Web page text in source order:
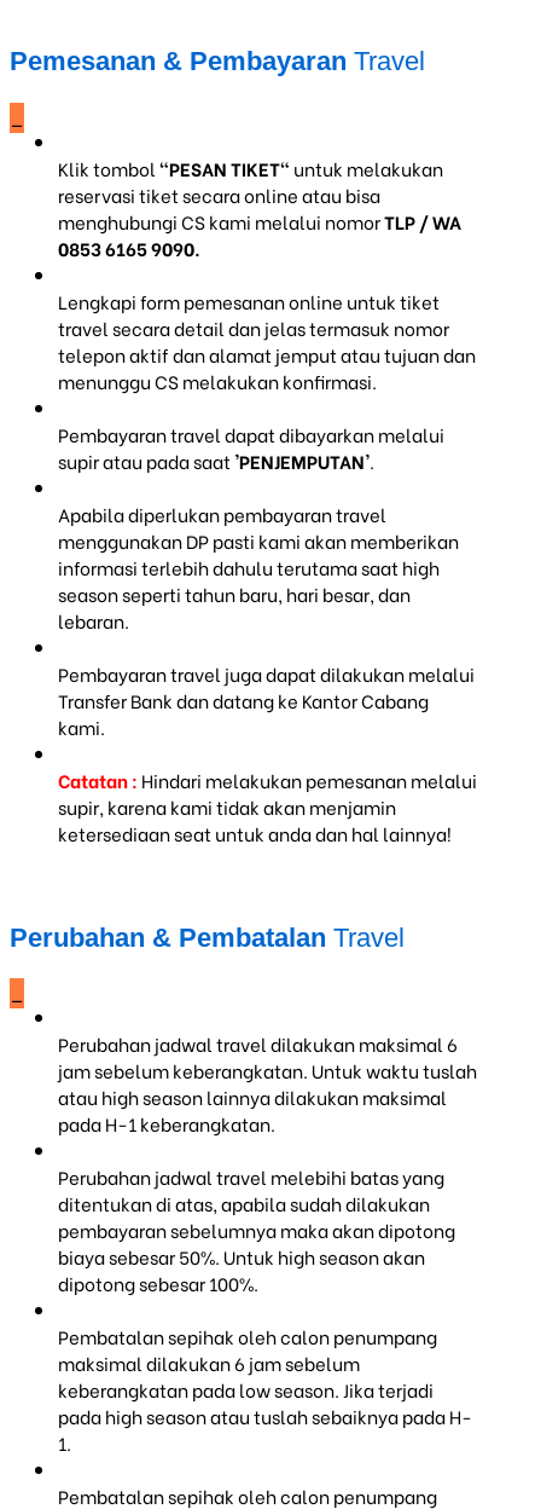
Pemesanan & Pembayaran Travel
_
Klik tombol "PESAN TIKET" untuk melakukan
reservasi tiket secara online atau bisa
menghubungi CS kami melalui nomorTLP / WA
0853 6165 9090.
Lengkapi form pemesanan online untuk tiket
travel secara detail dan jelas termasuk nomor
telepon aktif dan alamat jemput atau tujuan dan
menunggu CS melakukan konfirmasi.
Pembayaran travel dapat dibayarkan melalui
supir atau pada saat'PENJEMPUTAN'.
Apabila diperlukan pembayaran travel
menggunakan DP pasti kami akan memberikan
informasi terlebih dahulu terutama saat high
season seperti tahun baru, hari besar, dan
lebaran.
Pembayaran travel juga dapat dilakukan melalui
Transfer Bank dan datang ke Kantor Cabang
kami.
Catatan : Hindari melakukan pemesanan melalui
supir, karena kami tidak akan menjamin
ketersediaan seat untuk anda dan hal lainnya!
Perubahan & Pembatalan Travel
_
Perubahan jadwal travel dilakukan maksimal 6
jam sebelum keberangkatan. Untuk waktu tuslah
atau high season lainnya dilakukan maksimal
pada H-1 keberangkatan.
Perubahan jadwal travel melebihi batas yang
ditentukan di atas, apabila sudah dilakukan
pembayaran sebelumnya maka akan dipotong
biaya sebesar 50%. Untuk high season akan
dipotong sebesar 100%.
Pembatalan sepihak oleh calon penumpang
maksimal dilakukan 6 jam sebelum
keberangkatan pada low season. Jika terjadi
pada high season atau tuslah sebaiknya pada H-
1.
Pembatalan sepihak oleh calon penumpang